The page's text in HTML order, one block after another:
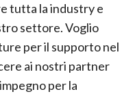
tutta la industry e
settore. Voglio
per il supporto nel
ai nostri partner
per la